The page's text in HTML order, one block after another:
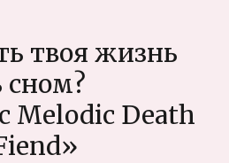
твоя жизнь
Melodic Death